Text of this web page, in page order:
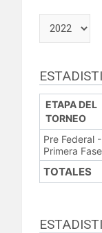
ETAPA DEL
TORNEO
Pre Federal
Primera Fase
TOTALES